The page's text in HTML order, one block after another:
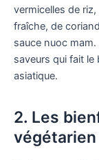
vermicelles de
fraîche, de
sauce nuoc mam.
saveurs qui fait
asiatique.
2. Les
végétarien